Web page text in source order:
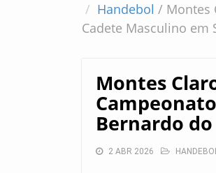
Handebol / Montes
Cadete Masculino em
Montes
Bernardo do
2 ABR 2026